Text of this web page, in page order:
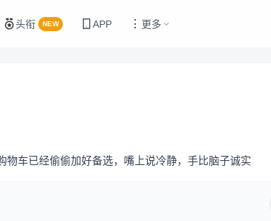
头衔 NEW APP 更多
车已经偷偷加好备选，嘴上说冷静，手比脑子诚实